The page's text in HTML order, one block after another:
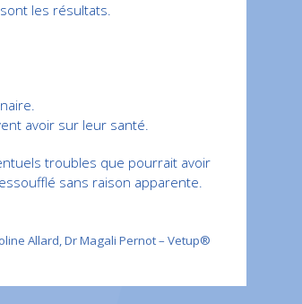
les résultats.
avoir sur leur santé.
troubles que pourrait avoir
sans raison apparente.
Allard, Dr Magali Pernot – Vetup®